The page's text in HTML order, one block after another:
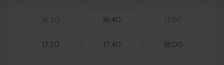
16:40
17:20 17:40 18:00